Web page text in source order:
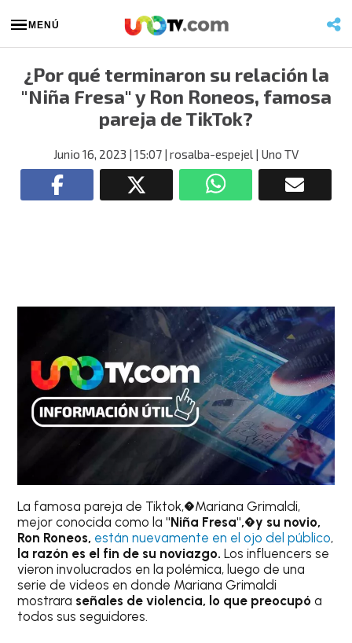
MENÚ
¿Por qué terminaron su relación la
"Niña Fresa" y Ron Roneos, famosa
pareja de TikTok?
Junio 16, 2023 | 15:07 | rosalba-espejel | Uno TV
La famosa pareja de Tiktok,�Mariana Grimaldi,
mejor conocida como la "Niña Fresa",�y su novio,
Ron Roneos, están nuevamente en el ojo del público,
la razón es el fin de su noviazgo.Los influencers se
vieron involucrados en la polémica, luego de una
serie de videos en donde Mariana Grimaldi
mostrara señales de violencia, lo que preocupó a
todos sus seguidores.